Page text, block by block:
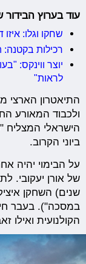
עוד בערוץ הבידור
שחקו וגלו:
רכילות בקטנה:
יוצר ווינקס:
לראות"
ולכבוד המאורע
הישראלי
ביוני הקרוב.
על הבימוי יהיה
שנים) השחקן
במסכה"). בעבר
הקולנועית ואילו